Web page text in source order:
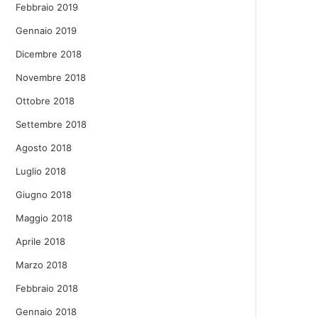
Febbraio 2019
Gennaio 2019
Dicembre 2018
Novembre 2018
Ottobre 2018
Settembre 2018
Agosto 2018
Luglio 2018
Giugno 2018
Maggio 2018
Aprile 2018
Marzo 2018
Febbraio 2018
Gennaio 2018